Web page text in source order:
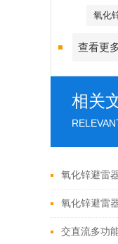
氧化
查看更
相关
氧化锌避雷